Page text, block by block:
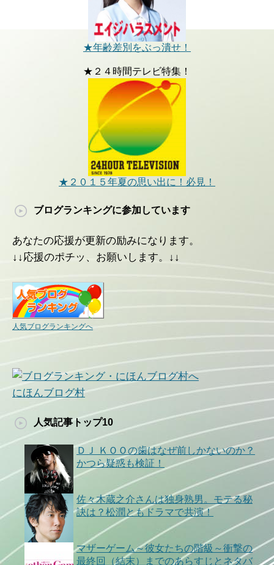
★年齢差別をぶっ潰せ！
★２４時間テレビ特集！
★２０１５年夏の思い出に！必見！
ブログランキングに参加しています
あなたの応援が更新の励みになります。
↓↓応援のポチッ、お願いします。↓↓
人気ブログランキングへ
にほんブログ村
人気記事トップ10
ＤＪ ＫＯＯの歯はなぜ前しかないのか？
かつら疑惑も検証！
佐々木蔵之介さんは独身熟男。モテる秘
訣は？松潤ともドラマで共演！
マザーゲーム～彼女たちの階級～衝撃の
最終回（結末）までのあらすじとネタバ